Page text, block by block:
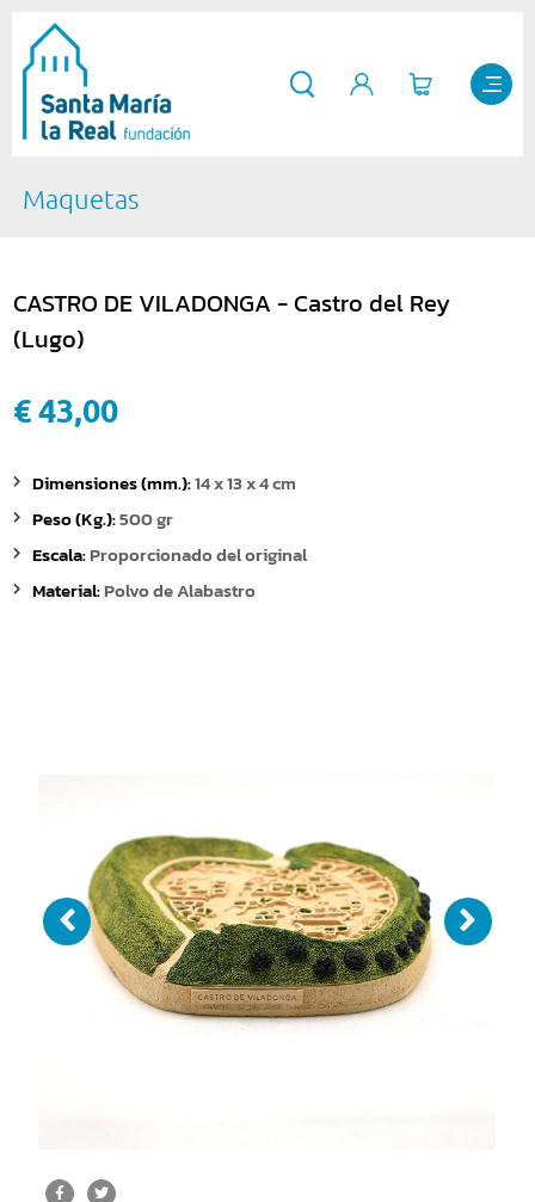
Maquetas
CASTRO DE VILADONGA - Castro del Rey
(Lugo)
€ 43,00
Dimensiones (mm.):14 x 13 x 4 cm
Peso (Kg.):500 gr
Escala:Proporcionado del original
Material:Polvo de Alabastro